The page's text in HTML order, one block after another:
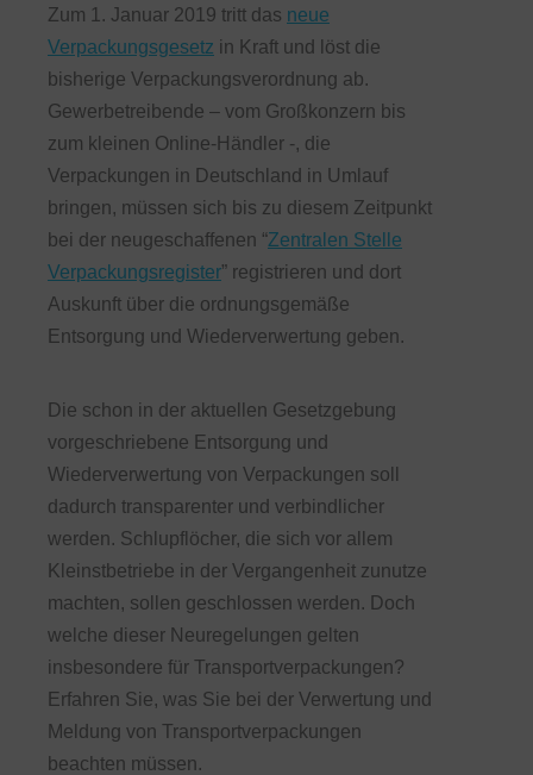
Zum 1. Januar 2019 tritt das neue
Verpackungsgesetz in Kraft und löst die
bisherige Verpackungsverordnung ab.
Gewerbetreibende – vom Großkonzern bis
zum kleinen Online-Händler -, die
Verpackungen in Deutschland in Umlauf
bringen, müssen sich bis zu diesem Zeitpunkt
bei der neugeschaffenen “Zentralen Stelle
Verpackungsregister” registrieren und dort
Auskunft über die ordnungsgemäße
Entsorgung und Wiederverwertung geben.
Die schon in der aktuellen Gesetzgebung
vorgeschriebene Entsorgung und
Wiederverwertung von Verpackungen soll
dadurch transparenter und verbindlicher
werden. Schlupflöcher, die sich vor allem
Kleinstbetriebe in der Vergangenheit zunutze
machten, sollen geschlossen werden. Doch
welche dieser Neuregelungen gelten
insbesondere für Transportverpackungen?
Erfahren Sie, was Sie bei der Verwertung und
Meldung von Transportverpackungen
beachten müssen.